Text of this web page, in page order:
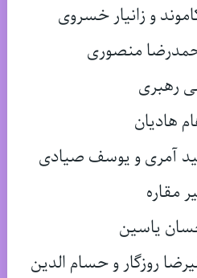
و زانیار خسروی
منصوری
رهبری
هادیان
آمری و یوسف صیادی
مقاره
یاسین
روزگار و حسام الدین